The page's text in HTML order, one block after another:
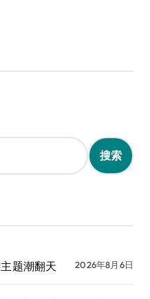
题潮翻天 2026年8月6日